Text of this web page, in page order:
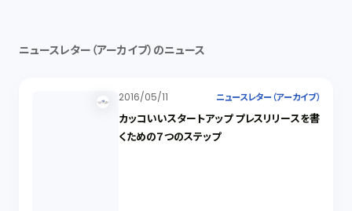
ニュースレター（アーカイブ）のニュース
2016/05/11 ニュースレター（アーカイブ）
カッコいいスタートアップ プレスリリースを書
くための７つのステップ